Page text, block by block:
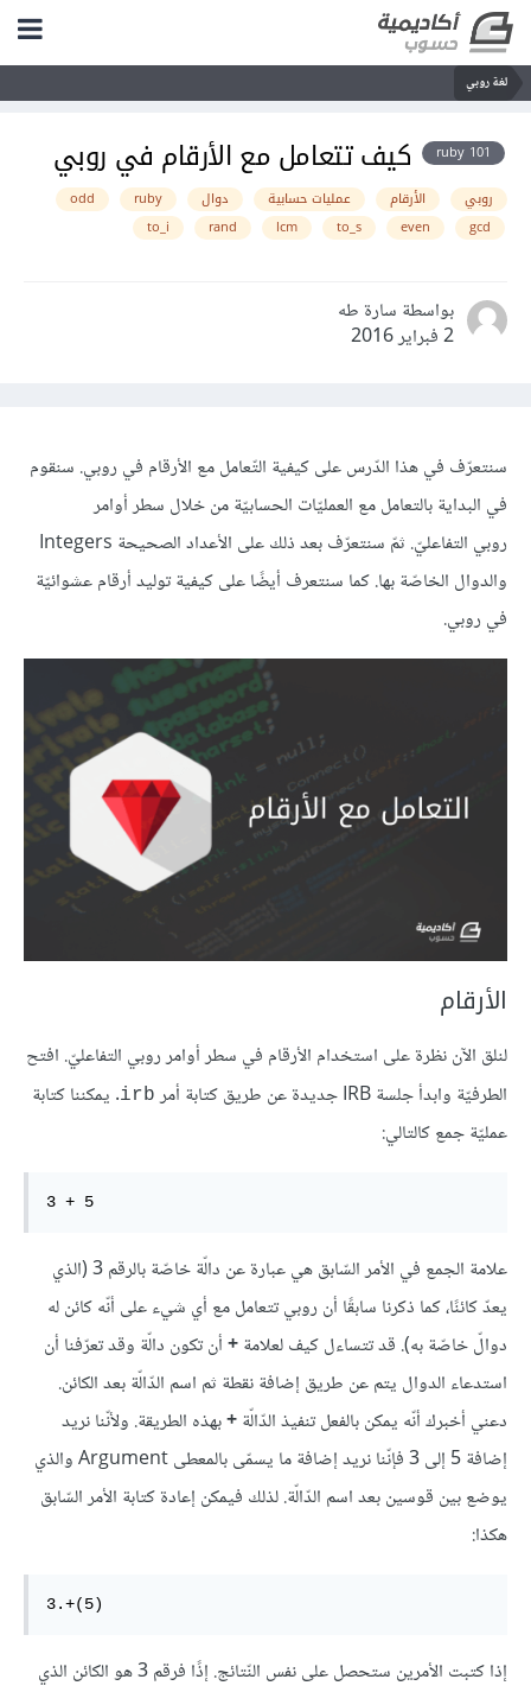
لغة روبي
ruby 101 كيف تتعامل مع الأرقام في روبي
روبي الأرقام عمليات حسابية دوال ruby
odd
gcd
even
to_s
lcm
rand
to_i
بواسطة سارة طه
2 فبراير 2016
سنتعرّف في هذا الدّرس على كيفية التّعامل مع الأرقام في روبي. سنقوم
في البداية بالتعامل مع العمليّات الحسابيّة من خلال سطر أوامر
روبي التفاعليّ. ثمّ سنتعرّف بعد ذلك على الأعداد الصحيحة Integers
والدوال الخاصّة بها. كما سنتعرف أيضًا على كيفية توليد أرقام عشوائيّة
في روبي.
الأرقام
لنلق الآن نظرة على استخدام الأرقام في سطر أوامر روبي التفاعليّ. افتح
الطرفيّة وابدأ جلسة IRB جديدة عن طريق كتابة أمر
irb. يمكننا كتابة
عمليّة جمع كالتالي:
3 + 5
علامة الجمع في الأمر السّابق هي عبارة عن دالّة خاصّة بالرقم 3 (الذي
يعدّ كائنًا، كما ذكرنا سابقًا أن روبي تتعامل مع أي شيء على أنّه كائن له
دوالّ خاصّة به). قد تتساءل كيف لعلامة+أن تكون دالّة وقد تعرّفنا أن
استدعاء الدوال يتم عن طريق إضافة نقطة ثم اسم الدّالّة بعد الكائن.
دعني أخبرك أنّه يمكن بالفعل تنفيذ الدّالّة+بهذه الطريقة. ولأنّنا نريد
إضافة 5 إلى 3 فإنّنا نريد إضافة ما يسمّى بالمعطى Argument والذي
يوضع بين قوسين بعد اسم الدّالّة. لذلك فيمكن إعادة كتابة الأمر السّابق
هكذا:
3.+(5)
إذا كتبت الأمرين ستحصل على نفس النّتائج. إذًا فرقم 3 هو الكائن الذي